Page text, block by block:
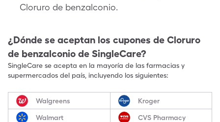
Cloruro de benzalconio.
¿Dónde se aceptan los cupones de Cloruro
de benzalconio de SingleCare?
SingleCare se acepta en la mayoría de las farmacias y
supermercados del país, incluyendo los siguientes:
Walgreens Kroger
Walmart CVS Pharmacy